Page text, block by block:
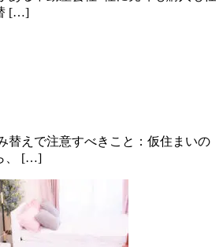
[…]
えで注意すべきこと：仮住まいの
、 […]